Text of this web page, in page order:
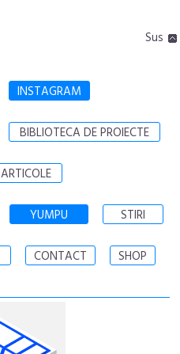
Sus
INSTAGRAM
BIBLIOTECA DE PROIECTE
ARTICOLE
YUMPU STIRI
CONTACT SHOP